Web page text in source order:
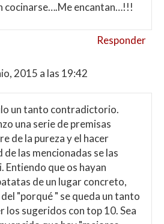
cocinarse….Me encantan…!!!
Responder
2015 a las 19:42
un tanto contradictorio.
una serie de premisas
de la pureza y el hacer
las mencionadas se las
Entiendo que os hayan
de un lugar concreto,
"porqué " se queda un tanto
los sugeridos con top 10. Sea